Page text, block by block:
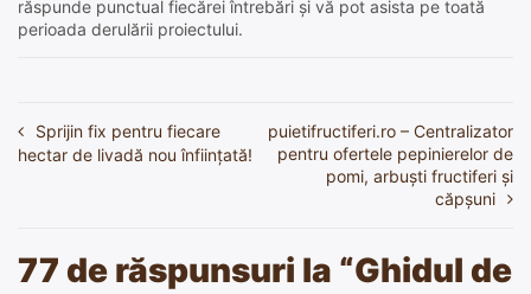
răspunde punctual fiecărei întrebări și vă pot asista pe toată
perioada derulării proiectului.
Navigare
Sprijin fix pentru fiecare
hectar de livadă nou înființată!
puietifructiferi.ro – Centralizator
pentru ofertele pepinierelor de
pomi, arbuști fructiferi și
căpșuni
77 de răspunsuri la “Ghidul de